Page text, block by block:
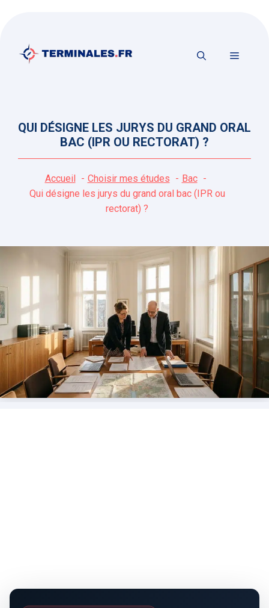
contenu
MENU
QUI DÉSIGNE LES JURYS DU GRAND ORAL
BAC (IPR OU RECTORAT) ?
Accueil Choisir mes études
Bac
Qui désigne les jurys du grand oral bac (IPR ou
rectorat) ?